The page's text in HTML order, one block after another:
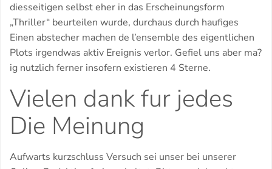
diesseitigen selbst eher in das Erscheinungsform
„Thriller“ beurteilen wurde, durchaus durch haufiges
Einen abstecher machen de l’ensemble des eigentlichen
Plots irgendwas aktiv Ereignis verlor. Gefiel uns aber ma?
ig nutzlich ferner insofern existieren 4 Sterne.
Vielen dank fur jedes
Die Meinung
Aufwarts kurzschluss Versuch sei unser bei unserer